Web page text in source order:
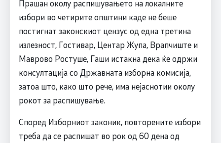
Прашан околу распишувањето на локалните
избори во четирите општини каде не беше
постигнат законскиот цензус од една третина
излезност, Гостивар, Центар Жупа, Врапчиште и
Маврово Ростуше, Гаши истакна дека ќе одржи
консултација со Државната изборна комисија,
затоа што, како што рече, има нејаснотии околу
рокот за распишување.
Според Изборниот законик, повторените избори
треба да се распишат во рок од 60 дена од